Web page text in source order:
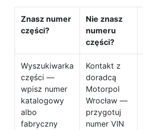
Znasz numer
części?
Nie znasz
numeru
części?
Wyszukiwarka
części —
wpisz numer
katalogowy
albo
fabryczny
Kontakt z
doradcą
Motorpol
Wrocław —
przygotuj
numer VIN